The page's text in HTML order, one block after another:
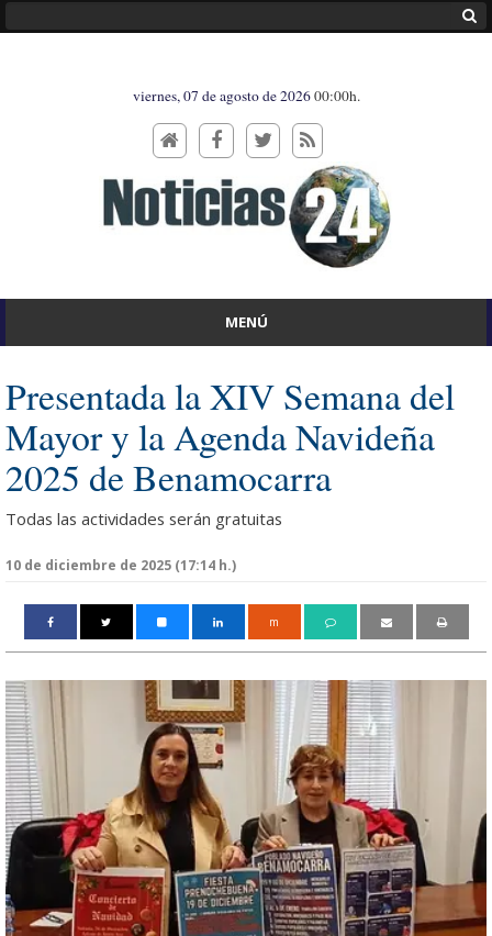
viernes, 07 de agosto de 202600:00h.
MENÚ
Presentada la XIV Semana del
Mayor y la Agenda Navideña
2025 de Benamocarra
Todas las actividades serán gratuitas
10 de diciembre de 2025 (17:14 h.)
m